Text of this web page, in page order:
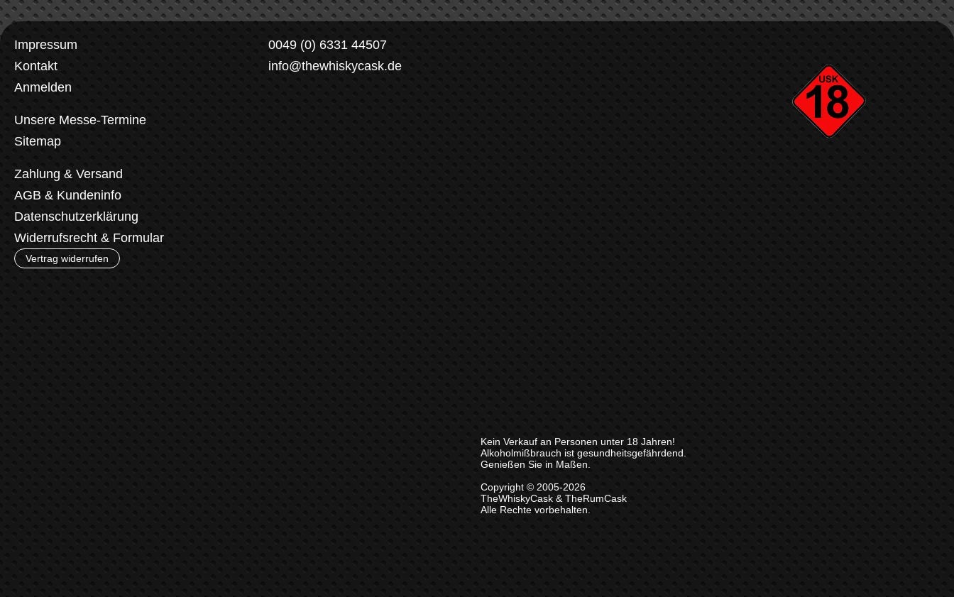
Impressum
Kontakt
Anmelden
Unsere Messe-Termine
Sitemap
Zahlung & Versand
AGB & Kundeninfo
Datenschutzerklärung
Widerrufsrecht & Formular
Vertrag widerrufen
0049 (0) 6331 44507
info@thewhiskycask.de
Kein Verkauf an Personen unter 18 Jahren!
Alkoholmißbrauch ist gesundheitsgefährdend.
Genießen Sie in Maßen.
Copyright © 2005-2026
TheWhiskyCask & TheRumCask
Alle Rechte vorbehalten.